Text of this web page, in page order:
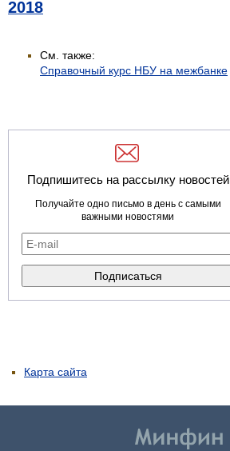
2018
См. также:
Справочный курс НБУ на межбанке
Подпишитесь на рассылку новостей
Получайте одно письмо в день с самыми
важными новостями
Карта сайта